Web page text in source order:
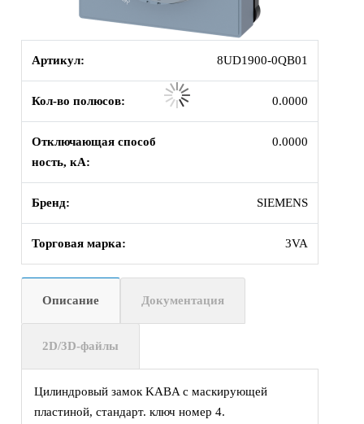
Артикул: 8UD1900-0QB01
Кол-во полюсов: 0.0000
Отключающая способ
ность, кА:
0.0000
Бренд: SIEMENS
Торговая марка: 3VA
Описание Документация
2D/3D-файлы
Цилиндровый замок KABA с маскирующей
пластиной, стандарт. ключ номер 4.